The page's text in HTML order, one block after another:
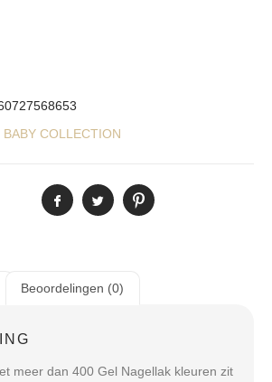
BABY COLLECTION
Beoordelingen (0)
meer dan 400 Gel Nagellak kleuren zit